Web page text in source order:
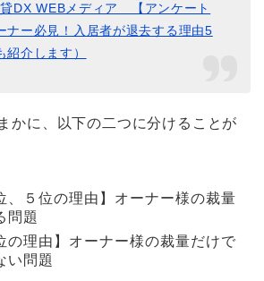
DX WEBメディア 【アンケート
ナー必見！入居者が退去する理由5
介します）
かに、以下の二つに分けることが
、５位の理由】オーナー様の裁量
問題
の理由】オーナー様の裁量だけで
い問題